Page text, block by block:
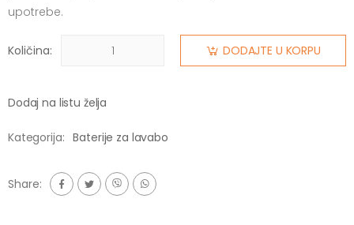
upotrebe.
Količina: DODAJTE U KORPU
Dodaj na listu želja
Kategorija: Baterije za lavabo
Share: